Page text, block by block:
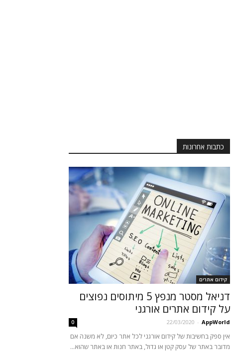
כתבות אחרונות
קידום אתרים
דניאל מסטר מנפץ 5 מיתוסים נפוצים
על קידום אתרים אורגני
AppWorld
-
22/03/2020
0
אין ספק בחשיבות של קידום אורגני לכל אתר כיום, לא משנה אם
מדובר באתר של עסק קטן או גדול, באתר חנות או באתר שהוא...